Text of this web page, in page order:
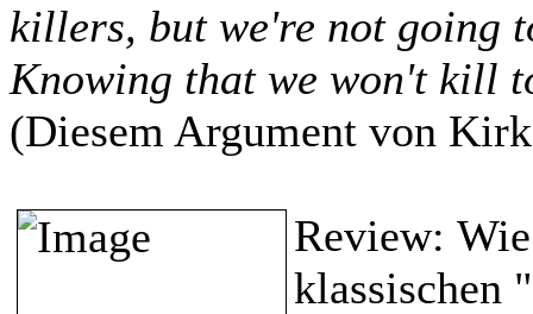
killers, but we're not going
Knowing that we won't kill
(Diesem Argument von
Review:
klassischen